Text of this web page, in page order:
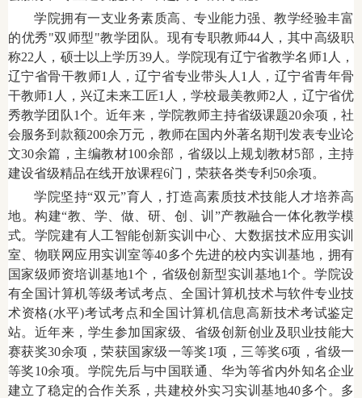
学院拥有一支业务素质高、专业能力强、教学经验丰富
的优秀"双师型"教学团队。现有专职教师44 人，其中高级职
称22人，硕士以上学历39人。学院现有辽宁省教学名师1人，
辽宁省骨干教师1人，辽宁省专业带头人1人，辽宁省青年骨
干教师1人，兴辽未来工匠1人，学校最美教师2人，辽宁省优
秀教学团队1个。近年来，学院教师主持省级课题20余项，社
会服务到款额200余万元，教师在国内外著名期刊发表专业论
文30余篇，主编教材100余部，省级以上规划教材5部，主持
建设省级精品在线开放课程6门，荣获各类专利50余项。
学院坚持“双元”育人，打造高素质技术技能人才培养高
地。构建“教、学、做、研、创、训”产教融合一体化教学模
式。学院建有人工智能创新实训中心、大数据技术应用实训
室、物联网应用实训室等40多个先进的校内实训基地，拥有
国家级师资培训基地1个，省级创新型实训基地1个。学院设
有全国计算机等级考试考点、全国计算机技术与软件专业技
术资格(水平)考试考点和全国计算机信息高新技术考试鉴定
站。近年来，学生参加国家级、省级创新创业及职业技能大
赛获奖30余项，荣获国家级一等奖1项，三等奖6项，省级一
等奖10余项。学院先后与中国联通、华为等省内外知名企业
建立了稳定的合作关系，共建校外实习实训基地40多个。多